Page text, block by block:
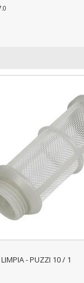
- PUZZI 10 / 1